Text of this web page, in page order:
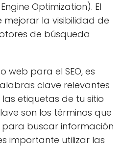
Optimization). El
mejorar la visibilidad de
de búsqueda
web para el SEO, es
clave relevantes
etiquetas de tu sitio
son los términos que
para buscar información
importante utilizar las